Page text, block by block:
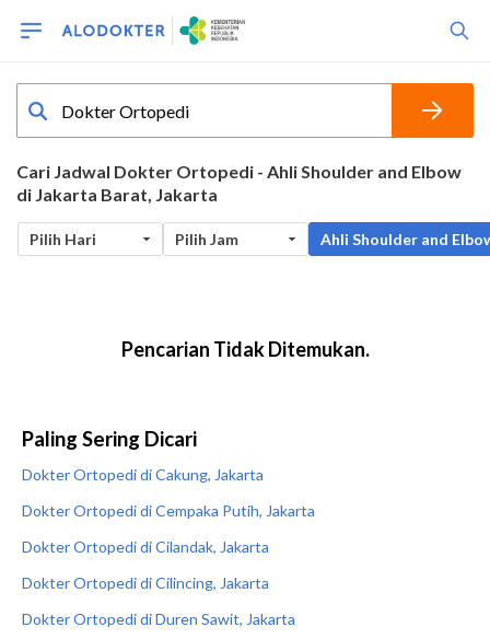
Paling Sering Dicari
Dokter Ortopedi di Cakung, Jakarta
Dokter Ortopedi di Cempaka Putih, Jakarta
Dokter Ortopedi di Cilandak, Jakarta
Dokter Ortopedi di Cilincing, Jakarta
Dokter Ortopedi di Duren Sawit, Jakarta